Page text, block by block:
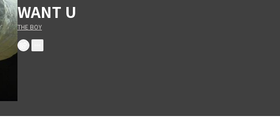
WANT U
THE BOY